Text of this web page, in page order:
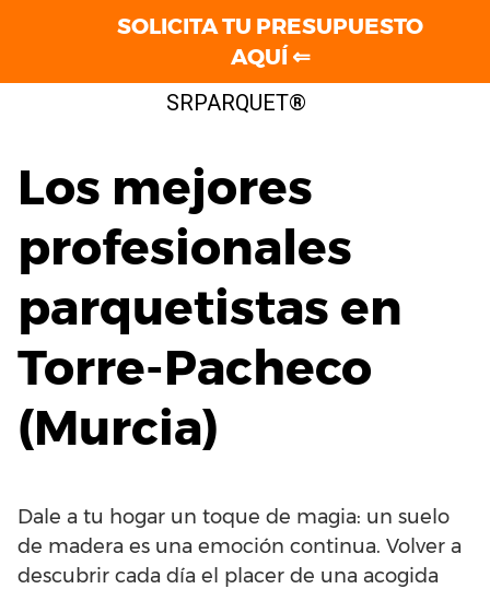
SRPARQUET®
Los mejores
profesionales
parquetistas en
Torre-Pacheco
(Murcia)
Dale a tu hogar un toque de magia: un suelo
de madera es una emoción continua. Volver a
descubrir cada día el placer de una acogida
SOLICITA TU PRESUPUESTO
AQUÍ ⇐